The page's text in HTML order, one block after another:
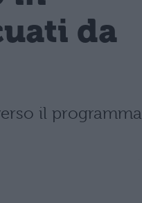
da
il programma